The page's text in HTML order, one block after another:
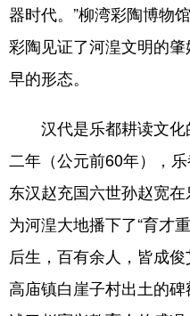
器时代。”柳湾彩陶博物
彩陶见证了河湟文明的
早的形态。
汉代是乐都耕读文化
二年（公元前60年），
东汉赵充国六世孙赵宽
为河湟大地播下了“育才
后生，百有余人，皆成
高庙镇白崖子村出土的